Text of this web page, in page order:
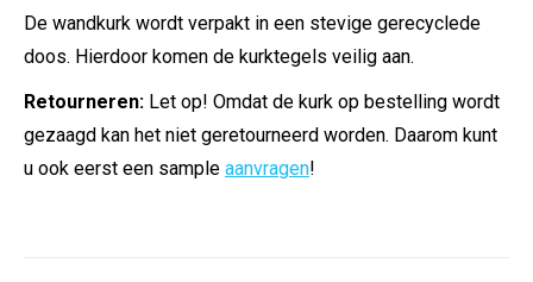
De wandkurk wordt verpakt in een stevige gerecyclede
doos. Hierdoor komen de kurktegels veilig aan.
Retourneren: Let op! Omdat de kurk op bestelling wordt
gezaagd kan het niet geretourneerd worden. Daarom kunt
u ook eerst een sample aanvragen!